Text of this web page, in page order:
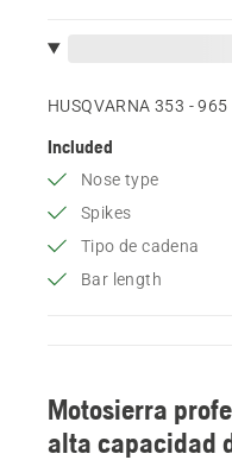
HUSQVARNA 353 - 965
Included
Nose type
Spikes
Tipo de cadena
Bar length
Motosierra
alta capacidad